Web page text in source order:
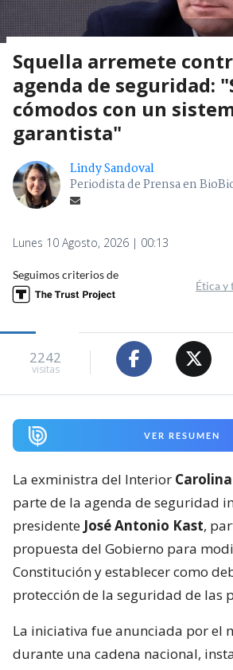
Squella arremete
agenda de seguridad:
cómodos con un
garantista"
Lindy Sandoval
Periodista de Prensa en
Lunes 10 Agosto, 2026 | 00:13
Seguimos criterios de
Ética y
2242
visitas
VER RESUMEN
La exministra del Interior
parte de la agenda de seguridad
presidente José Antonio Kast,
propuesta del Gobierno para
Constitución y establecer como
protección de la seguridad de las
La iniciativa fue anunciada por el
durante una cadena nacional,